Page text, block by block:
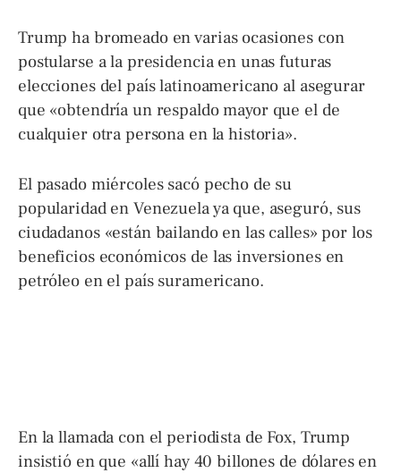
Trump ha bromeado en varias ocasiones con
postularse a la presidencia en unas futuras
elecciones del país latinoamericano al asegurar
que «obtendría un respaldo mayor que el de
cualquier otra persona en la historia».
El pasado miércoles sacó pecho de su
popularidad en Venezuela ya que, aseguró, sus
ciudadanos «están bailando en las calles» por los
beneficios económicos de las inversiones en
petróleo en el país suramericano.
En la llamada con el periodista de Fox, Trump
insistió en que «allí hay 40 billones de dólares en